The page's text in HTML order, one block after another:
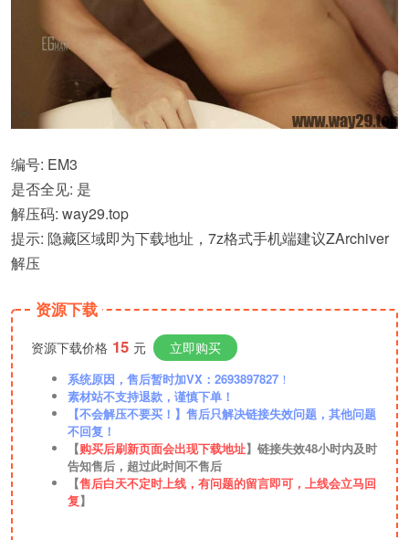
编号: EM3
是否全见: 是
解压码: way29.top
提示: 隐藏区域即为下载地址，7z格式手机端建议ZArchiver
解压
资源下载
资源下载价格 15 元 立即购买
系统原因，售后暂时加VX：2693897827 ！
素材站不支持退款，谨慎下单！
【不会解压不要买！】售后只解决链接失效问题，其他问题
不回复！
【购买后刷新页面会出现下载地址】链接失效48小时内及时
告知售后，超过此时间不售后
【售后白天不定时上线，有问题的留言即可，上线会立马回
复】